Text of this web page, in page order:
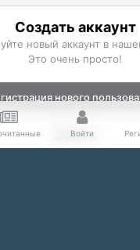
Создать аккаунт
новый аккаунт в
Это очень просто!
нового
Войти
есть аккаунт? Войти в
Войти